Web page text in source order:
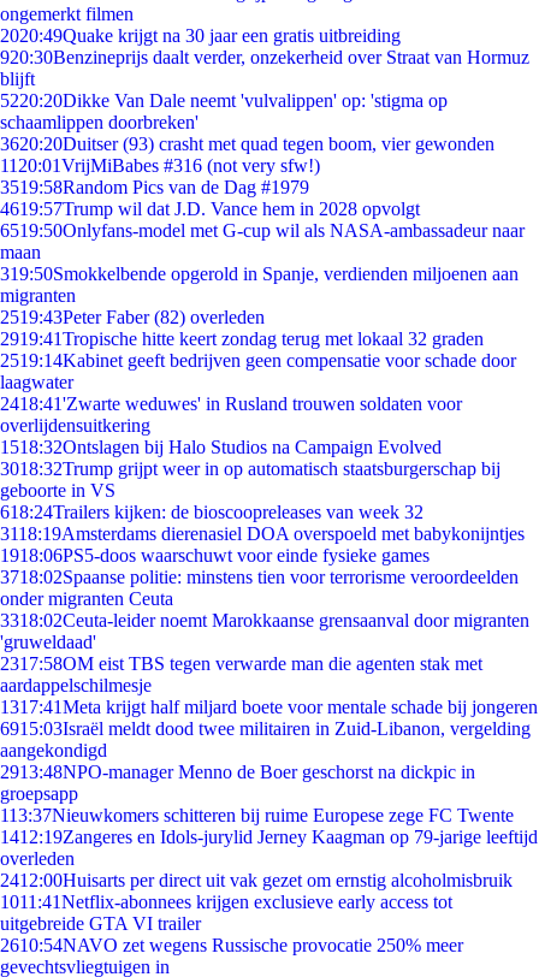
ongemerkt filmen
2020:49Quake krijgt na 30 jaar een gratis uitbreiding
920:30Benzineprijs daalt verder, onzekerheid over Straat van Hormuz
blijft
5220:20Dikke Van Dale neemt 'vulvalippen' op: 'stigma op
schaamlippen doorbreken'
3620:20Duitser (93) crasht met quad tegen boom, vier gewonden
11 20:01VrijMiBabes #316 (not very sfw!)
3519:58Random Pics van de Dag #1979
4619:57Trump wil dat J.D. Vance hem in 2028 opvolgt
6519:50Onlyfans-model met G-cup wil als NASA-ambassadeur naar
maan
319:50Smokkelbende opgerold in Spanje, verdienden miljoenen aan
migranten
2519:43Peter Faber (82) overleden
2919:41Tropische hitte keert zondag terug met lokaal 32 graden
2519:14Kabinet geeft bedrijven geen compensatie voor schade door
laagwater
2418:41'Zwarte weduwes' in Rusland trouwen soldaten voor
overlijdensuitkering
1518:32Ontslagen bij Halo Studios na Campaign Evolved
3018:32Trump grijpt weer in op automatisch staatsburgerschap bij
geboorte in VS
618:24Trailers kijken: de bioscoopreleases van week 32
3118:19Amsterdams dierenasiel DOA overspoeld met babykonijntjes
1918:06PS5-doos waarschuwt voor einde fysieke games
3718:02Spaanse politie: minstens tien voor terrorisme veroordeelden
onder migranten Ceuta
3318:02Ceuta-leider noemt Marokkaanse grensaanval door migranten
'gruweldaad'
2317:58OM eist TBS tegen verwarde man die agenten stak met
aardappelschilmesje
1317:41Meta krijgt half miljard boete voor mentale schade bij jongeren
6915:03Israël meldt dood twee militairen in Zuid-Libanon, vergelding
aangekondigd
2913:48NPO-manager Menno de Boer geschorst na dickpic in
groepsapp
113:37Nieuwkomers schitteren bij ruime Europese zege FC Twente
1412:19Zangeres en Idols-jurylid Jerney Kaagman op 79-jarige leeftijd
overleden
2412:00Huisarts per direct uit vak gezet om ernstig alcoholmisbruik
1011:41Netflix-abonnees krijgen exclusieve early access tot
uitgebreide GTA VI trailer
2610:54NAVO zet wegens Russische provocatie 250% meer
gevechtsvliegtuigen in